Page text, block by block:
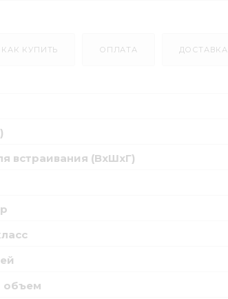
КАК КУПИТЬ ОПЛАТА ДОСТАВКА
встраивания (ВхШхГ)
объем